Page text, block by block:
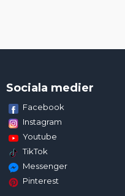
Sociala medier
Facebook
Instagram
Youtube
TikTok
Messenger
Pinterest